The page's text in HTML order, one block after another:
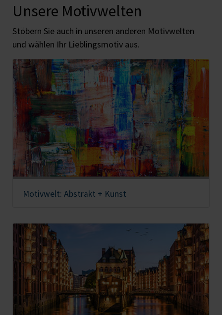
Unsere Motivwelten
Stöbern Sie auch in unseren anderen Motivwelten
und wählen Ihr Lieblingsmotiv aus.
Motivwelt: Abstrakt + Kunst